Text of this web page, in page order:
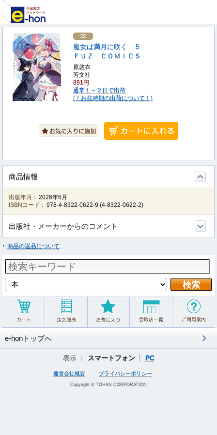
魔女は満月に咲く ５
ＦＵＺ ＣＯＭＩＣＳ
原悠衣
芳文社
891円
通常１～２日で出荷
(！お盆時期の出荷について！)
商品情報
出版年月： 2026年6月
ISBNコード： 978-4-8322-0622-9 (4-8322-0622-2)
出版社・メーカーからのコメント
商品の返品について
e-honトップへ
表示 ： スマートフォン PC
運営会社概要 プライバシーポリシー
Copyright © TOHAN CORPORATION